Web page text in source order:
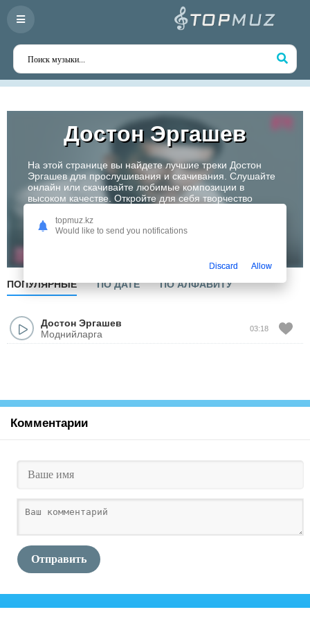
Достон Эргашев
На этой странице вы найдете лучшие треки Достон
Эргашев для прослушивания и скачивания. Слушайте
онлайн или скачивайте любимые композиции в
высоком качестве. Откройте для себя творчество
Слушать
ПОПУЛЯРНЫЕ ПО ДАТЕ ПО АЛФАВИТУ
Достон Эргашев
Моднийларга
03:18
Комментарии
Отправить
topmuz.kz
Would like to send you notifications
Discard Allow